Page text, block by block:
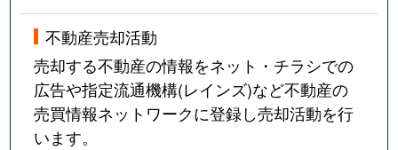
不動産売却活動
売却する不動産の情報をネット・チラシでの
広告や指定流通機構(レインズ)など不動産の
売買情報ネットワークに登録し売却活動を行
います。